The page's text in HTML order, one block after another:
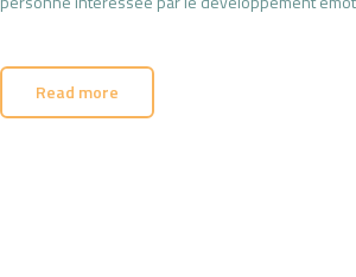
Read more